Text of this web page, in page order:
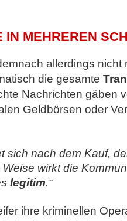
IN MEHREREN
allerdings nicht
die gesamte
Nachrichten gäben
Geldbörsen oder
sich nach dem Kauf,
wirkt die
legitim.“
ihre kriminellen